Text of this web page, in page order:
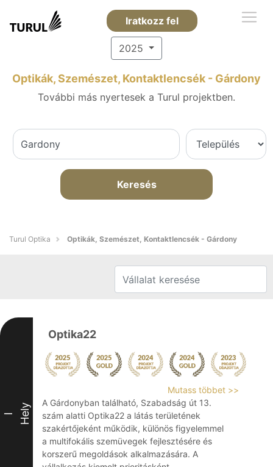
Iratkozz fel
2025
Optikák, Szemészet, Kontaktlencsék - Gárdony
További más nyertesek a Turul projektben.
Keresés
Turul Optika Optikák, Szemészet, Kontaktlencsék - Gárdony
I Hely
Optika22
Mutass többet >>
A Gárdonyban található, Szabadság út 13.
szám alatti Optika22 a látás területének
szakértőjeként működik, különös figyelemmel
a multifokális szemüvegek fejlesztésére és
korszerű megoldások alkalmazására. A